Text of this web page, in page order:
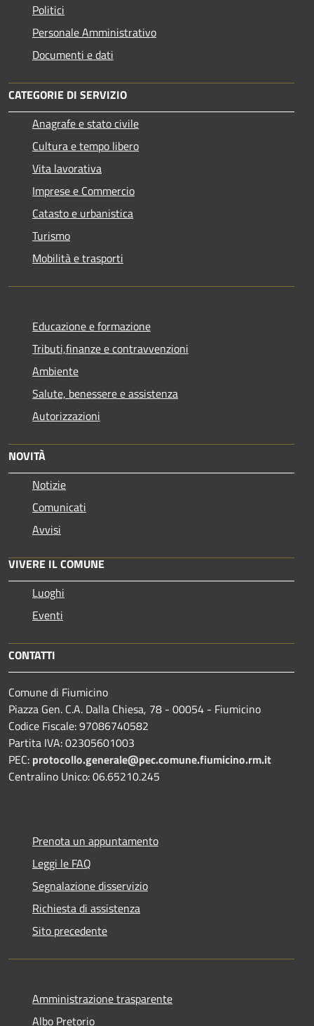
Politici
Personale Amministrativo
Documenti e dati
CATEGORIE DI SERVIZIO
Anagrafe e stato civile
Cultura e tempo libero
Vita lavorativa
Imprese e Commercio
Catasto e urbanistica
Turismo
Mobilità e trasporti
Educazione e formazione
Tributi,finanze e contravvenzioni
Ambiente
Salute, benessere e assistenza
Autorizzazioni
NOVITÀ
Notizie
Comunicati
Avvisi
VIVERE IL COMUNE
Luoghi
Eventi
CONTATTI
Comune di Fiumicino
Piazza Gen. C.A. Dalla Chiesa, 78 - 00054 - Fiumicino
Codice Fiscale: 97086740582
Partita IVA: 02305601003
PEC: protocollo.generale@pec.comune.fiumicino.rm.it
Centralino Unico: 06.65210.245
Prenota un appuntamento
Leggi le FAQ
Segnalazione disservizio
Richiesta di assistenza
Sito precedente
Amministrazione trasparente
Albo Pretorio